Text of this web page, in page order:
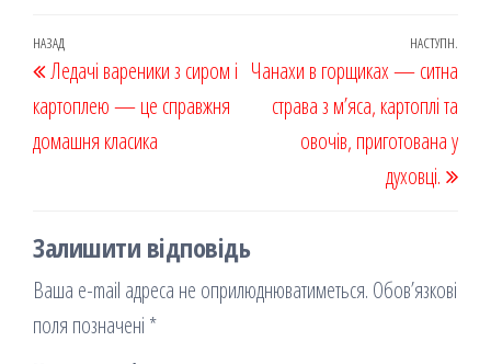
k on ис
я
Навігація
записів
Попередній
запис
НАЗАД
Ледачі вареники з сиром і
картоплею — це справжня
домашня класика
НАСТУПН.
Чанахи в горщиках — ситна
страва з м’яса, картоплі та
овочів, приготована у
духовці.
Залишити відповідь
Ваша e-mail адреса не оприлюднюватиметься. Обов’язкові
поля позначені *